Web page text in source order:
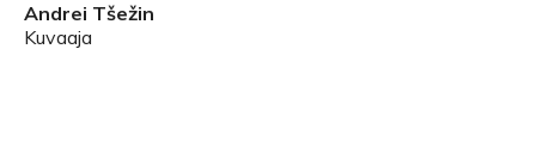
Andrei Tšežin
Kuvaaja